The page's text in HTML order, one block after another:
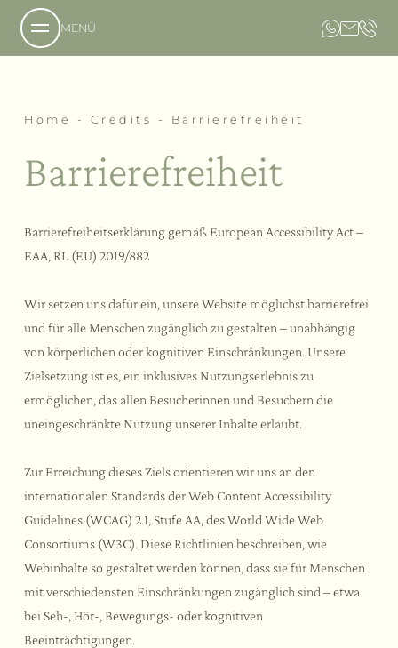
MENÜ
Über uns
Unsere Philosophie
Buchung
Lage und Anreise
Das Anwesen
Das Hotel
Das Country Resort
Gastfreundschaft
Angebote
Leistungen
Aromen
Unser Weinkeller
Unser Hof
Der Social Spa
Der Private Spa
Der Family Spa
Wellnessmomente
Der Fitnessbereich
Events
Themen-Teambuilding
Hochzeiten und Events
Erlebnisse
Aktivitäten und Sport
Assisi und Umgebung
Home - Credits - Barrierefreiheit
Barrierefreiheit
Barrierefreiheitserklärung gemäß European Accessibility Act –
EAA, RL (EU) 2019/882
Wir setzen uns dafür ein, unsere Website möglichst barrierefrei
und für alle Menschen zugänglich zu gestalten – unabhängig
von körperlichen oder kognitiven Einschränkungen. Unsere
Zielsetzung ist es, ein inklusives Nutzungserlebnis zu
ermöglichen, das allen Besucherinnen und Besuchern die
uneingeschränkte Nutzung unserer Inhalte erlaubt.
Zur Erreichung dieses Ziels orientieren wir uns an den
internationalen Standards der Web Content Accessibility
Guidelines (WCAG) 2.1, Stufe AA, des World Wide Web
Consortiums (W3C). Diese Richtlinien beschreiben, wie
Webinhalte so gestaltet werden können, dass sie für Menschen
mit verschiedensten Einschränkungen zugänglich sind – etwa
bei Seh-, Hör-, Bewegungs- oder kognitiven
Beeinträchtigungen.